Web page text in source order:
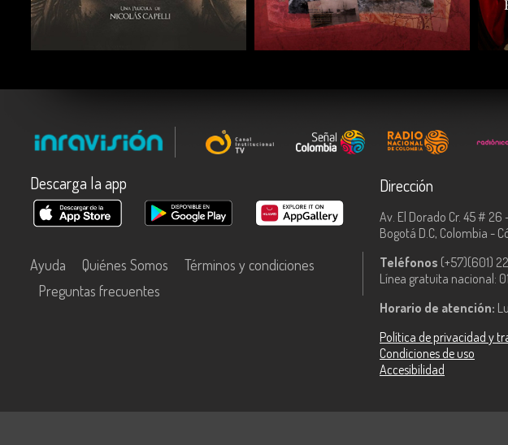
COMPARTIR
Descarga la app
Ayuda Quiénes Somos
Términos y condiciones
Preguntas frecuentes
Dirección
Av. El Dorado Cr. 45 # 26
Bogotá D.C, Colombia -
Teléfonos (+57)(601)
Línea gratuita nacional:
Horario de atención:
Política de privacidad y
Condiciones de uso
Accesibilidad